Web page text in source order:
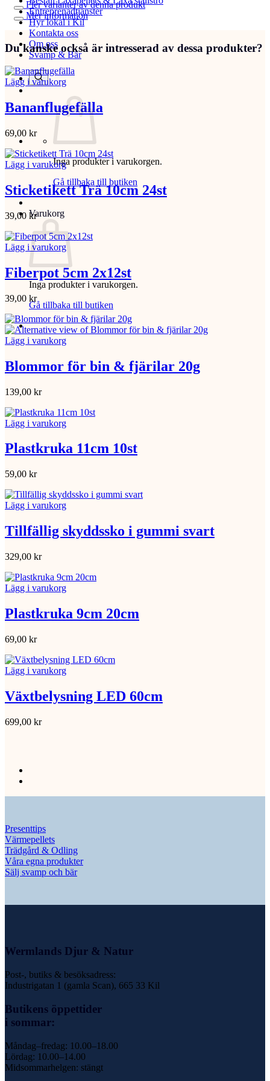
Entreprenadtjänster
Hyr lokal i Kil
Kontakta oss
Om oss
Svamp & Bär
Inga produkter i varukorgen.
Gå tillbaka till butiken
Varukorg
Inga produkter i varukorgen.
Gå tillbaka till butiken
Fler varianter av denna produkt
Mer information
Du kanske också är intresserad av dessa produkter?
Lägg i varukorg
Bananflugefälla
69,00 kr
Lägg i varukorg
Sticketikett Trä 10cm 24st
39,00 kr
Lägg i varukorg
Fiberpot 5cm 2x12st
39,00 kr
Lägg i varukorg
Blommor för bin & fjärilar 20g
139,00 kr
Lägg i varukorg
Plastkruka 11cm 10st
59,00 kr
Lägg i varukorg
Tillfällig skyddssko i gummi svart
329,00 kr
Lägg i varukorg
Plastkruka 9cm 20cm
69,00 kr
Lägg i varukorg
Växtbelysning LED 60cm
699,00 kr
Presenttips
Värmepellets
Trädgård & Odling
Våra egna produkter
Sälj svamp och bär
Wermlands Djur & Natur
Post-, butiks & besöksadress:
Industrigatan 1 (gamla Scan), 665 33 Kil
Butikens öppettider
i sommar:
Måndag–fredag: 10.00–18.00
Lördag: 10.00–14.00
Midsommarhelgen: stängt